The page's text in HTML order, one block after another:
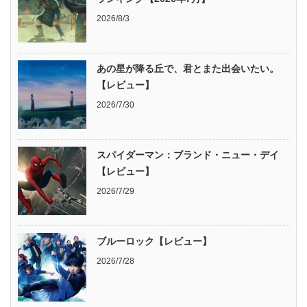
2026/8/3
あの星が降る丘で、君とまた出会いたい。
【レビュー】
2026/7/30
スパイダーマン：ブランド・ニュー・デイ
【レビュー】
2026/7/29
ブルーロック【レビュー】
2026/7/28